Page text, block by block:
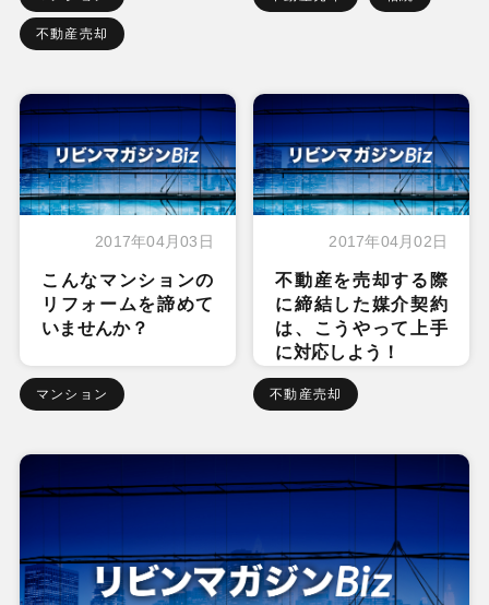
不動産売却
2017年04月03日
こんなマンションの
リフォームを諦めて
いませんか？
マンション
2017年04月02日
不動産を売却する際
に締結した媒介契約
は、こうやって上手
に対応しよう！
不動産売却